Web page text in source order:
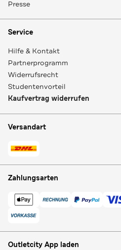
Presse
Service
Hilfe & Kontakt
Partnerprogramm
Widerrufsrecht
Studentenvorteil
Kaufvertrag widerrufen
Versandart
Zahlungsarten
Outletcity App laden